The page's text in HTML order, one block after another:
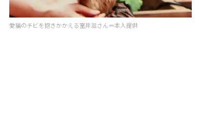
愛猫のチビを抱きかかえる室井滋さん＝本人提供